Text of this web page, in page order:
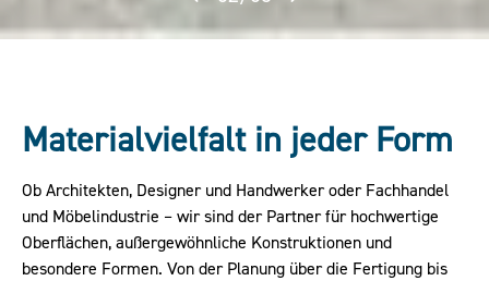
Materialvielfalt in jeder Form
Ob Architekten, Designer und Handwerker oder Fachhandel
und Möbelindustrie – wir sind der Partner für hochwertige
Oberflächen, außergewöhnliche Konstruktionen und
besondere Formen. Von der Planung über die Fertigung bis